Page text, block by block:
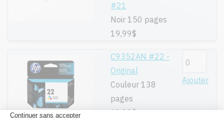
#21
Noir 150 pages
19,99$
C9352AN #22 -
Original
Couleur 138
pages
60,99$
Ajouter